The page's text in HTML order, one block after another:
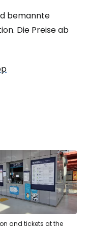
bemannte
Die Preise ab
and tickets at the